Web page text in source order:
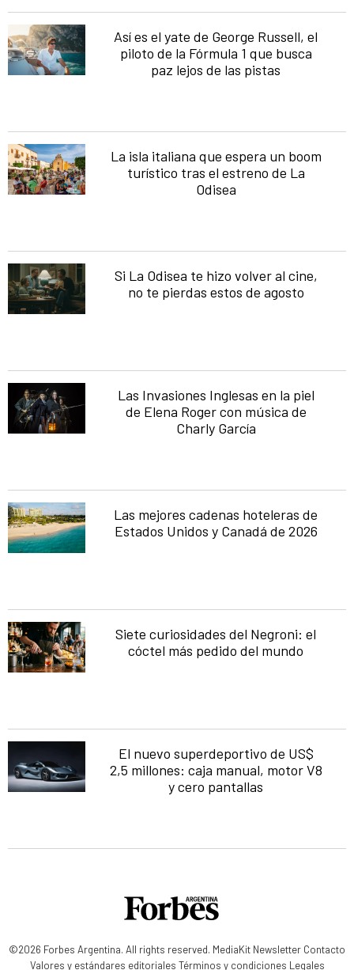
Así es el yate de George Russell, el
piloto de la Fórmula 1 que busca
paz lejos de las pistas
La isla italiana que espera un boom
turístico tras el estreno de La
Odisea
Si La Odisea te hizo volver al cine,
no te pierdas estos de agosto
Las Invasiones Inglesas en la piel
de Elena Roger con música de
Charly García
Las mejores cadenas hoteleras de
Estados Unidos y Canadá de 2026
Siete curiosidades del Negroni: el
cóctel más pedido del mundo
El nuevo superdeportivo de US$
2,5 millones: caja manual, motor V8
y cero pantallas
©2026 Forbes Argentina. All rights reserved. MediaKit Newsletter Contacto
Valores y estándares editoriales Términos y condiciones Legales